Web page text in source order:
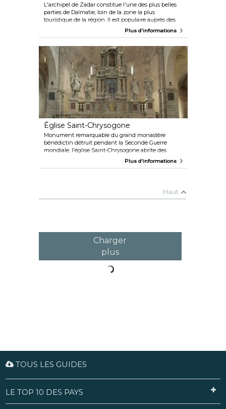
L'archipel de Zadar constitue l'une des plus belles
parties de Dalmatie, loin de la zone la plus
touristique de la région. Il est populaire auprès des
amateurs de pêche, mais il y a de nombreuses
Plus d'informations
Église Saint-Chrysogone
Monument remarquable du grand monastère
bénédictin détruit pendant la Seconde Guerre
mondiale, l'église Saint-Chrysogone abrite des
fresques du XIIIe siècle magnifiquement préservées
Plus d'informations
Haut
Charger
plus
TOUS LES GUIDES
LE TOP 10 DES PAYS